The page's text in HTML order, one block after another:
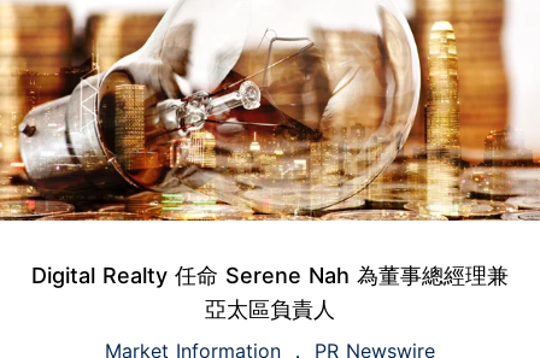
Digital Realty 任命 Serene Nah 為董事總經理兼
亞太區負責人
Market Information PR Newswire